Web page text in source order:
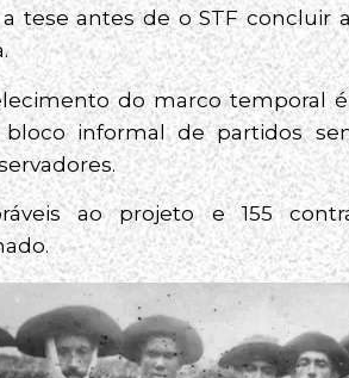
tese antes de o STF concluir
do marco temporal
bloco informal de partidos
ao projeto e 155